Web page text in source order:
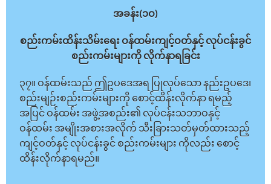
အခန်း(၁ဝ)
စည်းကမ်းထိန်းသိမ်းရေး ဝန်ထမ်းကျင့်ဝတ်နှင့် လုပ်ငန်းခွင်
စည်းကမ်းများကို လိုက်နာရခြင်း
၃၇။ ဝန်ထမ်းသည် ဤဥပဒေအရ ပြုလုပ်သော နည်းဥပဒေ၊
စည်းမျဉ်းစည်းကမ်းများကို စောင့်ထိန်းလိုက်နာ ရမည့်
အပြင် ဝန်ထမ်း အဖွဲ့အစည်း၏ လုပ်ငန်းသဘာဝနှင့်
ဝန်ထမ်း အမျိုးအစားအလိုက် သီးခြားသတ်မှတ်ထားသည့်
ကျင့်ဝတ်နှင့် လုပ်ငန်းခွင် စည်းကမ်းများ ကိုလည်း စောင့်
ထိန်းလိုက်နာရမည်။